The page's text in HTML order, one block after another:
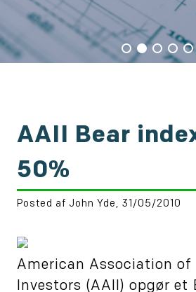
AAII Bear
50%
Posted af John Yde, 31/05/2010
American Association of
Investors (AAII) opgør et